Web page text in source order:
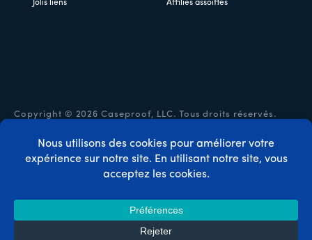
Jolis liens Affiliés assoiffés
Copyright © 2026 Caseproof, LLC. Tous droits réservés.
Politique de confidentialité / Remboursements
Conditions
générales d'utilisation
Divulgation de la FTC
Code
promo MemberPress